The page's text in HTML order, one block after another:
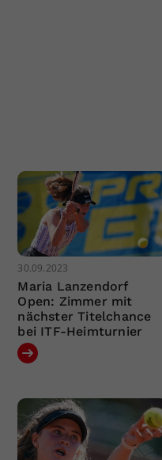
30.09.2023
Maria Lanzendorf
Open: Zimmer mit
nächster Titelchance
bei ITF-Heimturnier